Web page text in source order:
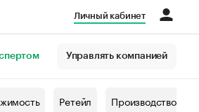
Личный кабинет
Управлять компанией
Ретейл Производство